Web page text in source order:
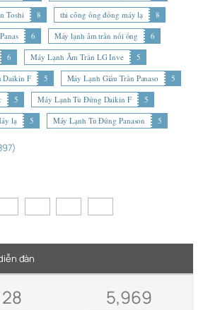
Toshi
8 thi công ống đồng máy lạ
8
6 Máy lạnh âm trần nối ống
6
6 Máy Lạnh Âm Trần LG Inve
5
Daikin F
5 Máy Lạnh Giấu Trần Panaso
5
5 Máy Lạnh Tủ Đứng Daikin F
5
lạ
5 Máy Lạnh Tủ Đứng Panason 5
đàn
28 5,969